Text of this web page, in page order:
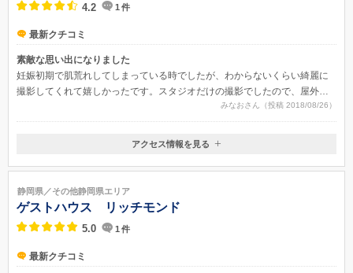
4.2 1件
最新クチコミ
素敵な思い出になりました
妊娠初期で肌荒れしてしまっている時でしたが、わからないくらい綺麗に
撮影してくれて嬉しかったです。スタジオだけの撮影でしたので、屋外の
撮影より不自然になるかとあまり期待していませんでしたが、柔らかい雰
囲気に仕上がっていて大満足です。
みなおさん（投稿 2018/08/26）
静岡県藤枝市田沼1-16-1アピタ藤枝店
アクセス情報を見る
静岡県／その他静岡県エリア
ゲストハウス リッチモンド
5.0 1 件
最新クチコミ